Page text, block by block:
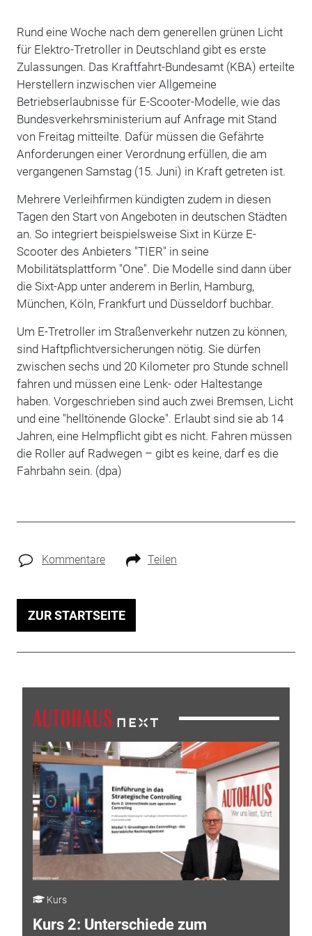
Rund eine Woche nach dem generellen grünen Licht
für Elektro-Tretroller in Deutschland gibt es erste
Zulassungen. Das Kraftfahrt-Bundesamt (KBA) erteilte
Herstellern inzwischen vier Allgemeine
Betriebserlaubnisse für E-Scooter-Modelle, wie das
Bundesverkehrsministerium auf Anfrage mit Stand
von Freitag mitteilte. Dafür müssen die Gefährte
Anforderungen einer Verordnung erfüllen, die am
vergangenen Samstag (15. Juni) in Kraft getreten ist.
Mehrere Verleihfirmen kündigten zudem in diesen
Tagen den Start von Angeboten in deutschen Städten
an. So integriert beispielsweise Sixt in Kürze E-
Scooter des Anbieters "TIER" in seine
Mobilitätsplattform "One". Die Modelle sind dann über
die Sixt-App unter anderem in Berlin, Hamburg,
München, Köln, Frankfurt und Düsseldorf buchbar.
Um E-Tretroller im Straßenverkehr nutzen zu können,
sind Haftpflichtversicherungen nötig. Sie dürfen
zwischen sechs und 20 Kilometer pro Stunde schnell
fahren und müssen eine Lenk- oder Haltestange
haben. Vorgeschrieben sind auch zwei Bremsen, Licht
und eine "helltönende Glocke". Erlaubt sind sie ab 14
Jahren, eine Helmpflicht gibt es nicht. Fahren müssen
die Roller auf Radwegen – gibt es keine, darf es die
Fahrbahn sein. (dpa)
Kommentare Teilen
ZUR STARTSEITE
Kurs
Kurs 2: Unterschiede zum